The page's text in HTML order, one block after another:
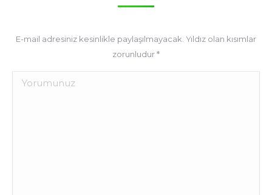
E-mail adresiniz kesinlikle paylaşılmayacak. Yıldız olan kısımlar
zorunludur*
Yorum